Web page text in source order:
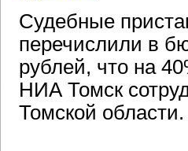
Судебные
перечислили в
рублей, что на
НИА Томск
Томской области.